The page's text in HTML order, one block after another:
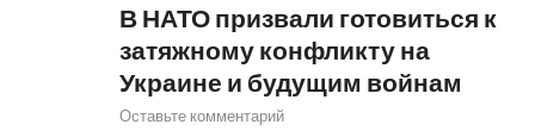
В НАТО призвали готовиться к
затяжному конфликту на
Украине и будущим войнам
Оставьте комментарий